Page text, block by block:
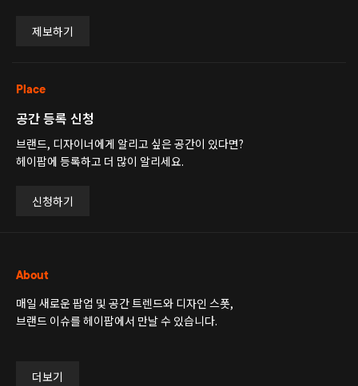
제보하기
Place
공간 등록 신청
브랜드, 디자이너에게 알리고 싶은 공간이 있다면?
헤이팝에 등록하고 더 많이 알리세요.
신청하기
About
매일 새로운 팝업 및 공간 트렌드와 디자인 스폿,
브랜드 이슈를 헤이팝에서 만날 수 있습니다.
더보기